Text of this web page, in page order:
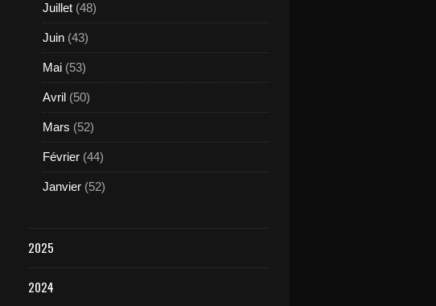
Juillet (48)
Juin (43)
Mai (53)
Avril (50)
Mars (52)
Février (44)
Janvier (52)
2025
2024